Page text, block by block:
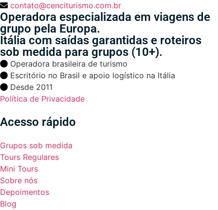
contato@cenciturismo.com.br
Operadora especializada em viagens de
grupo pela Europa.
Itália com saídas garantidas e roteiros
sob medida para grupos (10+).
Operadora brasileira de turismo
Escritório no Brasil e apoio logístico na Itália
Desde 2011
Política de Privacidade
Acesso rápido
Grupos sob medida
Tours Regulares
Mini Tours
Sobre nós
Depoimentos
Blog